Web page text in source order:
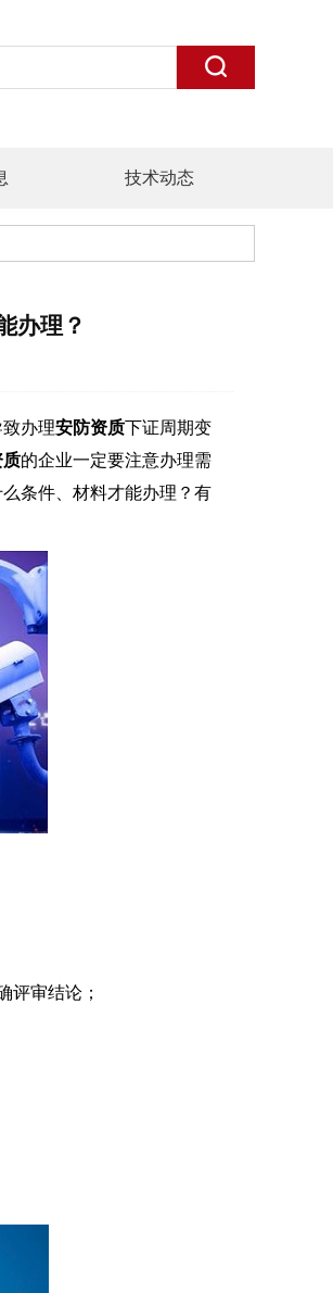
技术动态
办理？
办理安防资质下证周期变
质的企业一定要注意办理需
么条件、材料才能办理？有
审结论；